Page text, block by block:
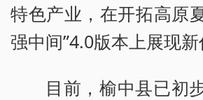
特色产业，在开拓高原
强中间”4.0版本上展现新
目前，榆中县已初